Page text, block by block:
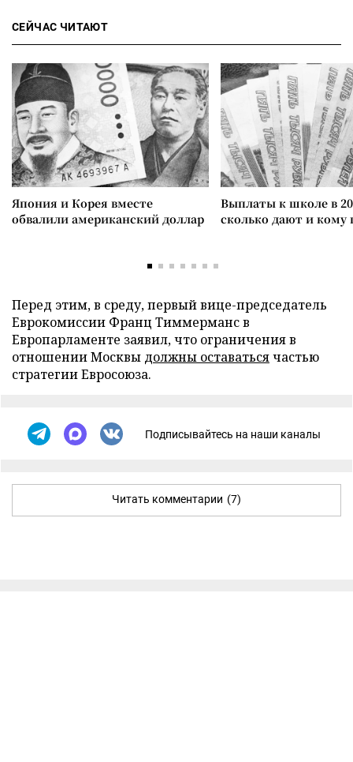
СЕЙЧАС ЧИТАЮТ
Япония и Корея вместе
обвалили американский доллар
Выплаты к школе в
сколько дают и
Перед этим, в среду, первый вице-председатель
Еврокомиссии Франц Тиммерманс в
Европарламенте заявил, что ограничения в
отношении Москвы должны оставатьсячастью
стратегии Евросоюза.
Подписывайтесь на наши каналы
Читать комментарии (7)